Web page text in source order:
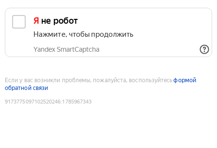
Я не робот
Нажмите, чтобы продолжить
Yandex SmartCaptcha
Если у вас возникли проблемы, пожалуйста, воспользуйтесьформой
обратной связи
9173775097102520246:1785967343